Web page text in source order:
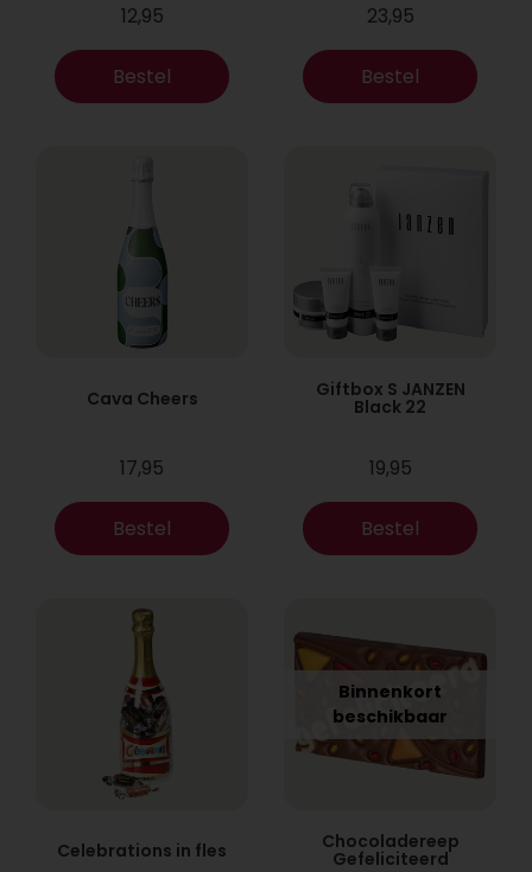
12,95
Bestel
23,95
Bestel
Cava Cheers
17,95
Bestel
Giftbox S JANZEN
Black 22
19,95
Bestel
Celebrations in fles
Binnenkort
beschikbaar
Chocoladereep
Gefeliciteerd